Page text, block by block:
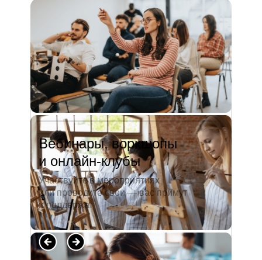
Вебинары, воркшопы
и онлайн-клубы
Участвуйте в мероприятиях
или проводите свои — вас примут
и поддержат
педагогический университет, пошла
преподавать в школу. Проработав в ней
5 лет, я поняла, что нужно двигать...
Читать полностью →